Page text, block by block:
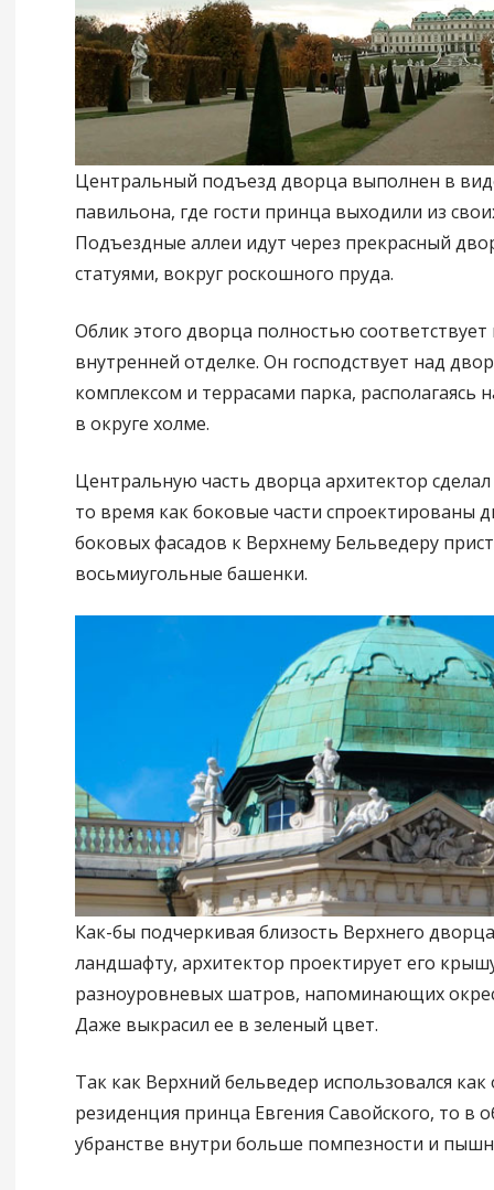
Центральный подъезд дворца выполнен в
павильона, где гости принца выходили из
Подъездные аллеи идут через прекрасный
статуями, вокруг роскошного пруда.
Облик этого дворца полностью
внутренней отделке. Он господствует над
комплексом и террасами парка, располагаясь
в округе холме.
Центральную часть дворца архитектор
то время как боковые части спроектированы
боковых фасадов к Верхнему Бельведеру
восьмиугольные башенки.
Как-бы подчеркивая близость Верхнего
ландшафту, архитектор проектирует его
разноуровневых шатров, напоминающих
Даже выкрасил ее в зеленый цвет.
Так как Верхний бельведер использовался
резиденция принца Евгения Савойского, то в
убранстве внутри больше помпезности и